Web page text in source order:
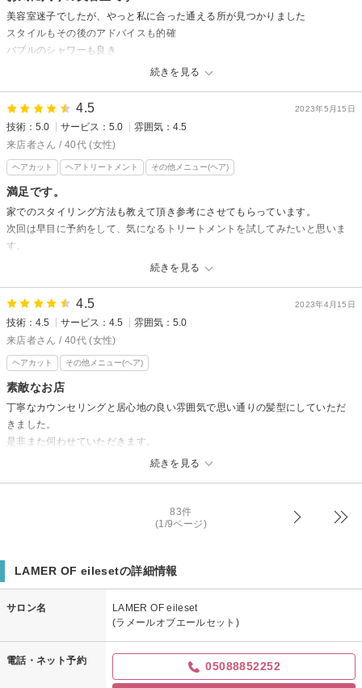
続きを見る
美容室迷子でしたが、やっと私に合った通える所が見つかりました
スタイルもその後のアドバイスも的確
バブルのシャワーも良き
季節変わりのフレーバードリンクも良き
今後ともよろしくお願いします
LAMER OF eilesetからの返信
なにからなにまでお褒め頂きありがとうございます！
嬉しいです！
今後ともスタッフ一同よろしくお願いします。
お菓子ありがとうございました。
2023年5月15日
4.5
技術：5.0 サービス：5.0
雰囲気：4.5
来店者さん / 40代 (女性)
ヘアカット ヘアトリートメント その他メニュー(ヘア)
満足です。
続きを見る
家でのスタイリング方法も教えて頂き参考にさせてもらっています。
次回は早目に予約をして、気になるトリートメントを試してみたいと思いま
す。
LAMER OF eilesetからの返信
先日はご来店ありがとうございました。
スタイリング方法お試しいただいてるようで嬉しいです。
お客様の髪質には合いそうですので、是非次回は髪質改善トリートメント
お試しください。
石間
2023年4月15日
4.5
技術：4.5 サービス：4.5
雰囲気：5.0
来店者さん / 40代 (女性)
ヘアカット その他メニュー(ヘア)
素敵なお店
続きを見る
丁寧なカウンセリングと居心地の良い雰囲気で思い通りの髪型にしていただ
きました。
是非また伺わせていただきます。
少しの変化でも気分が上がりますよね。ぜひまたいらしてください。
83件
(1/9ページ)
LAMER OF eilesetの詳細情報
サロン名
LAMER OF eileset
(ラメールオブエールセット)
電話・ネット予約 05088852252